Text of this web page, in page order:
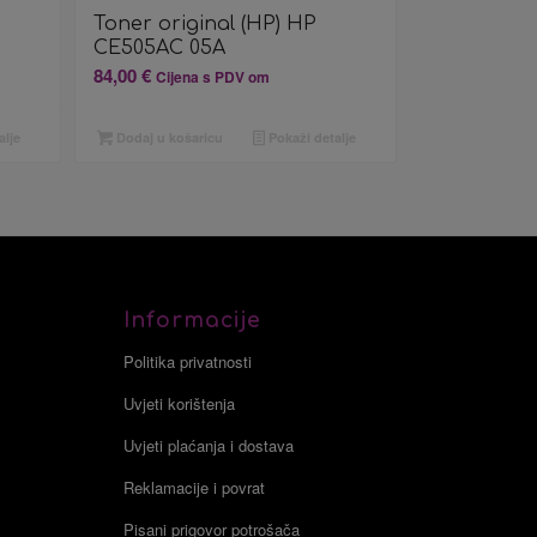
Toner original (HP) HP
CE505AC 05A
84,00€ Cijena s PDV om
Informacije
Politika privatnosti
Uvjeti korištenja
Uvjeti plaćanja i dostava
Reklamacije i povrat
Pisani prigovor potrošača